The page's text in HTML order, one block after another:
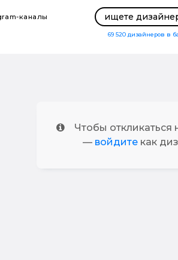
каналы ищете
69 520 дизайнеров в
Чтобы откликаться
— войдите как